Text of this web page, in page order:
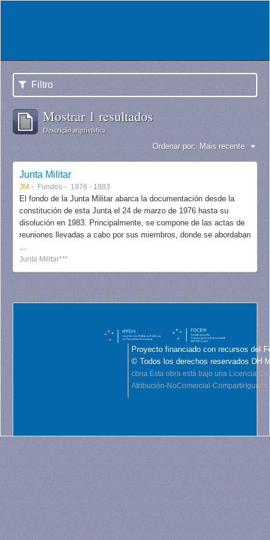
Filtro
Mostrar 1 resultados
Descrição arquivística
Ordenar por: Mais recente
Junta Militar
JM Fundos 1976 - 1983
El fondo de la Junta Militar abarca la documentación desde la
constitución de esta Junta el 24 de marzo de 1976 hasta su
disolución en 1983. Principalmente, se compone de las actas de
reuniones llevadas a cabo por sus miembros, donde se abordaban
...
Junta Militar***
Proyecto financiado con recursos del
© Todos los derechos reservados DH
cbna Esta obra está bajo una Licencia
Atribución-NoComercial-CompartirIgual